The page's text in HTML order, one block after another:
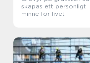
skapas ett personligt
minne för livet